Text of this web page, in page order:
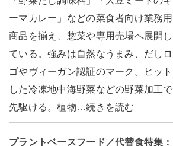
ーマカレー」などの菜食者向け業務用
商品を揃え、惣菜や専用売場へ展開し
ている。強みは自然なうまみ、だしロ
ゴやヴィーガン認証のマーク。ヒット
した冷凍地中海野菜などの野菜加工で
先駆ける。植物…続きを読む
プラントベースフード／代替食特集：